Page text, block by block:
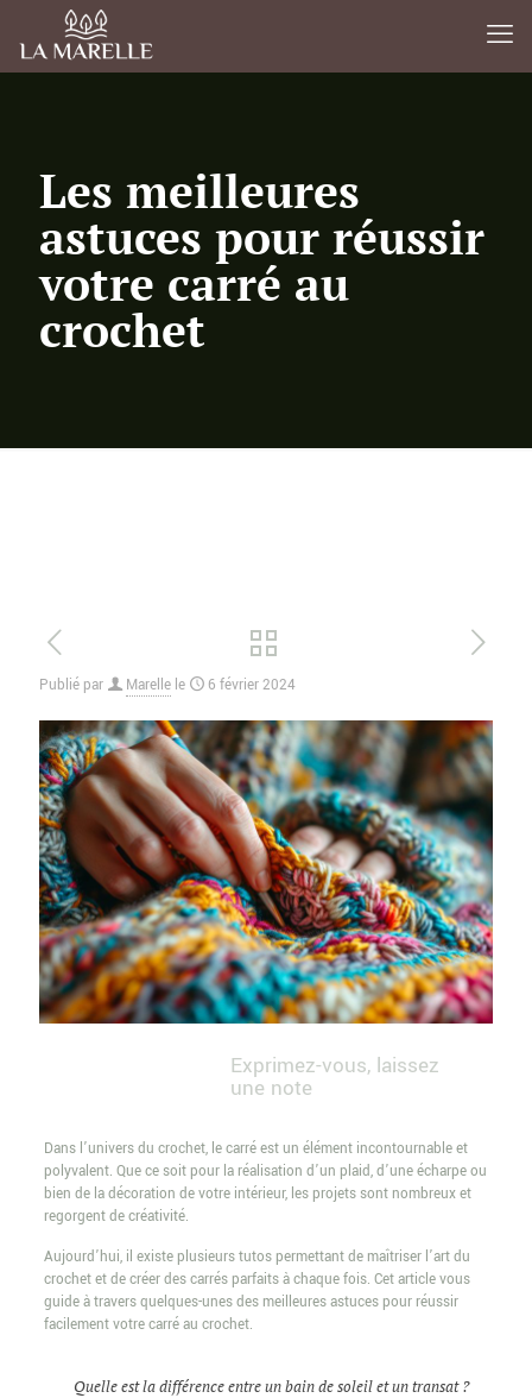
Les meilleures
astuces pour réussir
votre carré au
crochet
Publié par Marelle le 6 février 2024
Exprimez-vous, laissez
une note
Dans l’univers du crochet, le carré est un élément incontournable et
polyvalent. Que ce soit pour la réalisation d’un plaid, d’une écharpe ou
bien de la décoration de votre intérieur, les projets sont nombreux et
regorgent de créativité.
Aujourd’hui, il existe plusieurs tutos permettant de maîtriser l’art du
crochet et de créer des carrés parfaits à chaque fois. Cet article vous
guide à travers quelques-unes des meilleures astuces pour réussir
facilement votre carré au crochet.
Quelle est la différence entre un bain de soleil et un transat ?